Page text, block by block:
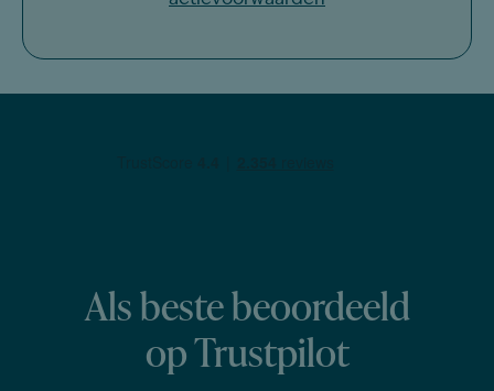
Als beste beoordeeld
op Trustpilot